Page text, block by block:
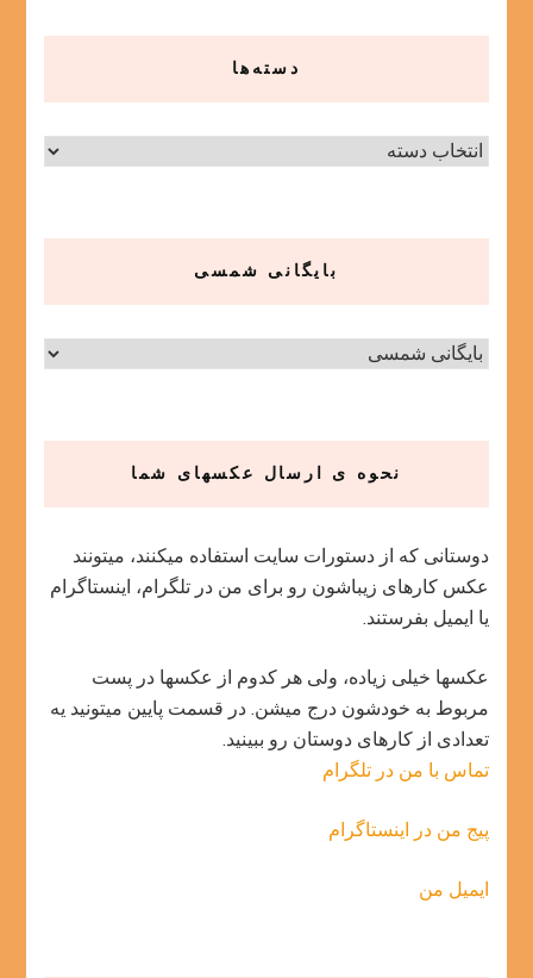
دسته‌ها
دسته‌ها
بایگانی شمسی
نحوه ی ارسال عکسهای شما
دوستانی که از دستورات سایت استفاده میکنند، میتونند
عکس کارهای زیباشون رو برای من در تلگرام، اینستاگرام
یا ایمیل بفرستند.
عکسها خیلی زیاده، ولی هر کدوم از عکسها در پست
مربوط به خودشون درج میشن. در قسمت پایین میتونید یه
تعدادی از کارهای دوستان رو ببینید.
تماس با من در تلگرام
پیج من در اینستاگرام
ایمیل من